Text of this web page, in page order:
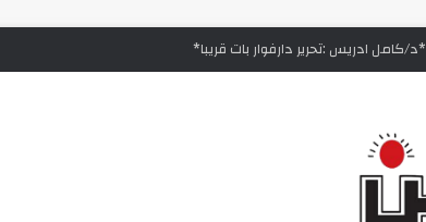
‏*د/كامل ادريس :تحرير دارفوار بات قريبا*